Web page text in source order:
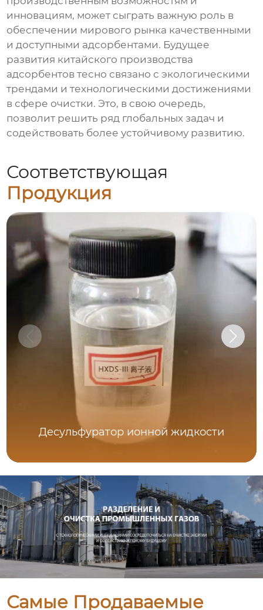
инновациям, может сыграть важную роль в
обеспечении мирового рынка качественными
и доступными адсорбентами. Будущее
развития китайского производства
адсорбентов тесно связано с экологическими
трендами и технологическими достижениями
в сфере очистки. Это, в свою очередь,
позволит решить ряд глобальных задач и
содействовать более устойчивому развитию.
Соответствующая
Продукция
Десульфуратор ионной жидкости
Самые Продаваемые